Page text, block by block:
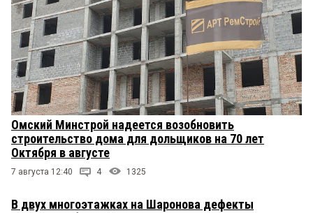
Омский Минстрой надеется возобновить
строительство дома для дольщиков на 70 лет
Октября в августе
7 августа 12:40 4 1325
В двух многоэтажках на Шаронова дефекты